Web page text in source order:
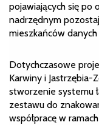
pojawiających się po
nadrzędnym
mieszkańców
Dotychczasowe
Karwiny i Jastrzębia-
stworzenie systemu
zestawu do
współpracę w